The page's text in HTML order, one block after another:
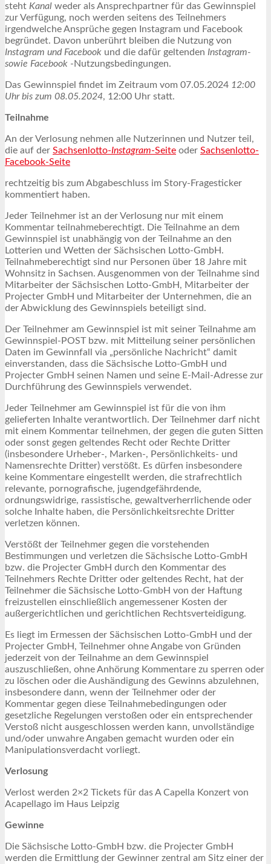
steht Kanal weder als Ansprechpartner für das Gewinnspiel
zur Verfügung, noch werden seitens des Teilnehmers
irgendwelche Ansprüche gegen Instagram und Facebook
begründet. Davon unberührt bleiben die Nutzung von
Instagram und Facebook und die dafür geltenden Instagram-
sowie Facebook -Nutzungsbedingungen.
Das Gewinnspiel findet im Zeitraum vom 07.05.2024 12:00
Uhr bis zum 08.05.2024, 12:00 Uhr statt.
Teilnahme
An der Verlosung nehmen alle Nutzerinnen und Nutzer teil,
die auf der Sachsenlotto-Instagram-Seite oder Sachsenlotto-
Facebook-Seite
rechtzeitig bis zum Abgabeschluss im Story-Fragesticker
kommentiert haben.
Jeder Teilnehmer ist an der Verlosung nur mit einem
Kommentar teilnahmeberechtigt. Die Teilnahme an dem
Gewinnspiel ist unabhängig von der Teilnahme an den
Lotterien und Wetten der Sächsischen Lotto-GmbH.
Teilnahmeberechtigt sind nur Personen über 18 Jahre mit
Wohnsitz in Sachsen. Ausgenommen von der Teilnahme sind
Mitarbeiter der Sächsischen Lotto-GmbH, Mitarbeiter der
Projecter GmbH und Mitarbeiter der Unternehmen, die an
der Abwicklung des Gewinnspiels beteiligt sind.
Der Teilnehmer am Gewinnspiel ist mit seiner Teilnahme am
Gewinnspiel-POST bzw. mit Mitteilung seiner persönlichen
Daten im Gewinnfall via „persönliche Nachricht“ damit
einverstanden, dass die Sächsische Lotto-GmbH und
Projecter GmbH seinen Namen und seine E-Mail-Adresse zur
Durchführung des Gewinnspiels verwendet.
Jeder Teilnehmer am Gewinnspiel ist für die von ihm
gelieferten Inhalte verantwortlich. Der Teilnehmer darf nicht
mit einem Kommentar teilnehmen, der gegen die guten Sitten
oder sonst gegen geltendes Recht oder Rechte Dritter
(insbesondere Urheber-, Marken-, Persönlichkeits- und
Namensrechte Dritter) verstößt. Es dürfen insbesondere
keine Kommentare eingestellt werden, die strafrechtlich
relevante, pornografische, jugendgefährdende,
ordnungswidrige, rassistische, gewaltverherrlichende oder
solche Inhalte haben, die Persönlichkeitsrechte Dritter
verletzen können.
Verstößt der Teilnehmer gegen die vorstehenden
Bestimmungen und verletzen die Sächsische Lotto-GmbH
bzw. die Projecter GmbH durch den Kommentar des
Teilnehmers Rechte Dritter oder geltendes Recht, hat der
Teilnehmer die Sächsische Lotto-GmbH von der Haftung
freizustellen einschließlich angemessener Kosten der
außergerichtlichen und gerichtlichen Rechtsverteidigung.
Es liegt im Ermessen der Sächsischen Lotto-GmbH und der
Projecter GmbH, Teilnehmer ohne Angabe von Gründen
jederzeit von der Teilnahme an dem Gewinnspiel
auszuschließen, ohne Anhörung Kommentare zu sperren oder
zu löschen oder die Aushändigung des Gewinns abzulehnen,
insbesondere dann, wenn der Teilnehmer oder der
Kommentar gegen diese Teilnahmebedingungen oder
gesetzliche Regelungen verstoßen oder ein entsprechender
Verstoß nicht ausgeschlossen werden kann, unvollständige
und/oder unwahre Angaben gemacht wurden oder ein
Manipulationsverdacht vorliegt.
Verlosung
Verlost werden 2×2 Tickets für das A Capella Konzert von
Acapellago im Haus Leipzig
Gewinne
Die Sächsische Lotto-GmbH bzw. die Projecter GmbH
werden die Ermittlung der Gewinner zentral am Sitz einer der